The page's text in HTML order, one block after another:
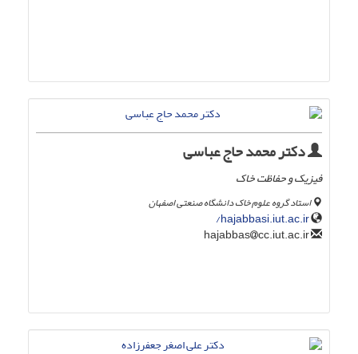
دکتر محمد حاج عباسی
فیزیک و حفاظت خاک
استاد گروه علوم خاک دانشگاه صنعتی اصفهان
hajabbasi.iut.ac.ir/
cc.iut.ac.ir